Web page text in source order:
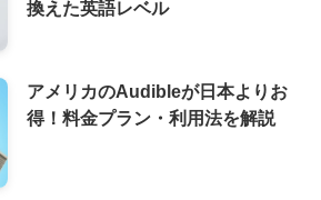
換えた英語レベル
アメリカのAudibleが日本よりお
得！料金プラン・利用法を解説